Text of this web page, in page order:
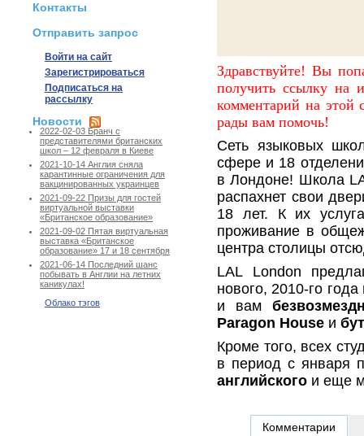
Контакты
Отправить запрос
Войти на сайт
Зарегистрироваться
Подписаться на
рассылку
Новости
2022-02-03 Бранч с
представителями британских
школ – 12 февраля в Киеве
2021-10-14 Англия сняла
карантинные ограничения для
вакцинированных украинцев
2021-09-22 Призы для гостей
виртуальной выставки
«Британское образование»
2021-09-02 Пятая виртуальная
выставка «Британское
образование» 17 и 18 сентября
2021-06-14 Последний шанс
побывать в Англии на летних
каникулах!
Облако тэгов
Здравствуйте! Вы
получить ссылку на
комментарий на этой
рады вам помочь!
Сеть языковых
сфере и 18
в Лондоне! Школа
распахнет свои
18 лет. К их
проживание в
центра столицы
LAL London
нового, 2010-го
и вам
Paragon House и
Кроме того, всех
в период с января
английского и еще
Комментарии